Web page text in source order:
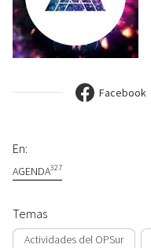
Facebook
En:
AGENDA327
Temas
Actividades del OPSur